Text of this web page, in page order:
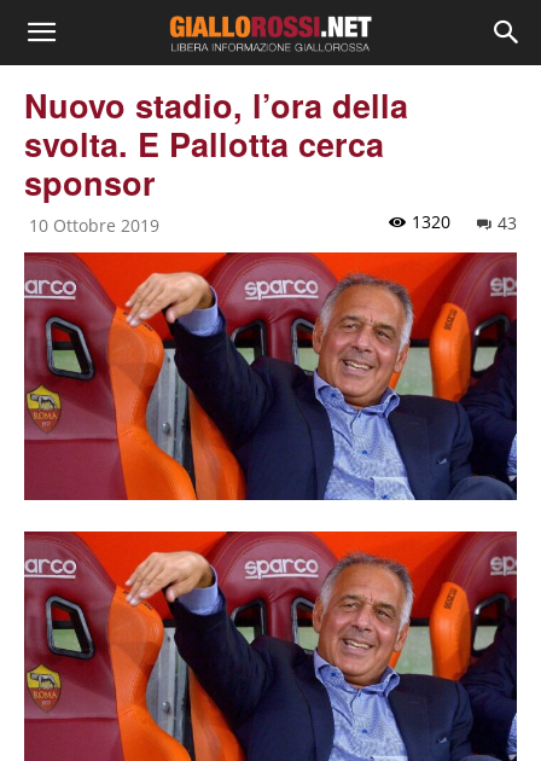
Nuovo stadio, l’ora della
svolta. E Pallotta cerca
sponsor
10 Ottobre 2019 43
1320